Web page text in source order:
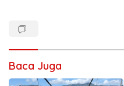
Baca Juga